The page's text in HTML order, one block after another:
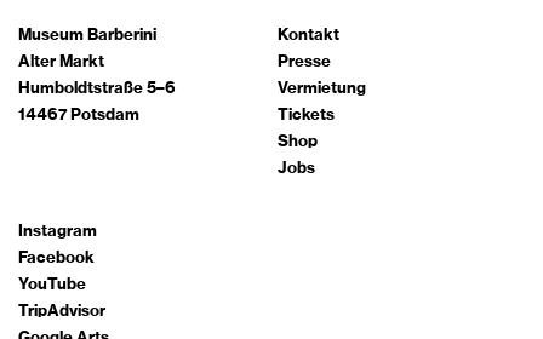
Museum Barberini
Alter Markt
Humboldtstraße 5–6
14467 Potsdam
Kontakt
Presse
Vermietung
Tickets
Shop
Jobs
Instagram
Facebook
YouTube
TripAdvisor